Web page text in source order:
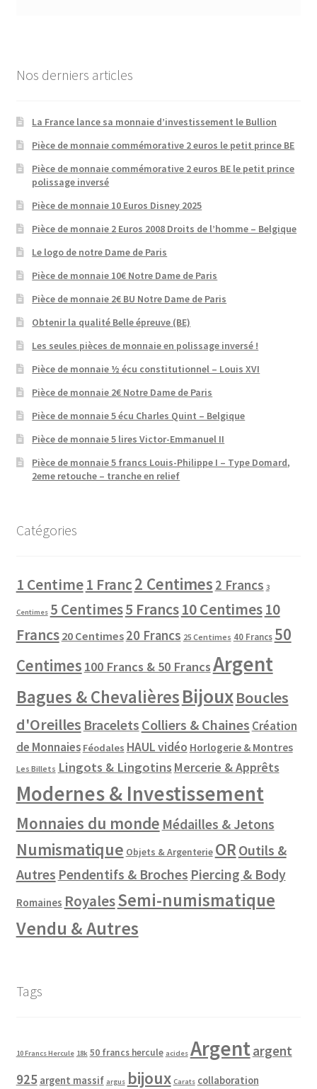
Nos derniers articles
La France lance sa monnaie d’investissement le Bullion
Pièce de monnaie commémorative 2 euros le petit prince BE
Pièce de monnaie commémorative 2 euros BE le petit prince
polissage inversé
Pièce de monnaie 10 Euros Disney 2025
Pièce de monnaie 2 Euros 2008 Droits de l’homme – Belgique
Le logo de notre Dame de Paris
Pièce de monnaie 10€ Notre Dame de Paris
Pièce de monnaie 2€ BU Notre Dame de Paris
Obtenir la qualité Belle épreuve (BE)
Les seules pièces de monnaie en polissage inversé !
Pièce de monnaie ½ écu constitutionnel – Louis XVI
Pièce de monnaie 2€ Notre Dame de Paris
Pièce de monnaie 5 écu Charles Quint – Belgique
Pièce de monnaie 5 lires Victor-Emmanuel II
Pièce de monnaie 5 francs Louis-Philippe I – Type Domard,
2eme retouche – tranche en relief
Catégories
1 Centime1 Franc2 Centimes 2 Francs 3
Centimes 5 Centimes5 Francs10 Centimes10
Francs 20 Centimes 20 Francs 25 Centimes 40 Francs 50
Centimes 100 Francs & 50 FrancsArgent
Bagues & ChevalièresBijouxBoucles
d'Oreilles Bracelets Colliers & Chaines Création
de Monnaies Féodales HAUL vidéo Horlogerie & Montres
Les Billets Lingots & Lingotins Mercerie & Apprêts
Modernes & Investissement
Monnaies du monde Médailles & Jetons
Numismatique Objets & Argenterie OR Outils &
Autres Pendentifs & Broches Piercing & Body
Romaines RoyalesSemi-numismatique
Vendu & Autres
Tags
10 Francs Hercule 18k 50 francs hercule acides Argentargent
925 argent massif argus bijoux Carats collaboration